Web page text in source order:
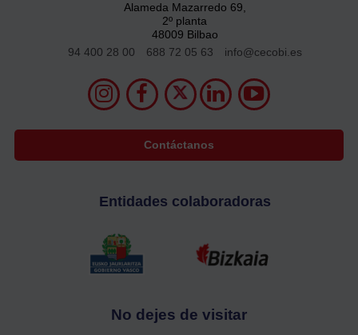
Alameda Mazarredo 69,
2º planta
48009 Bilbao
94 400 28 00
688 72 05 63 info@cecobi.es
Contáctanos
Entidades colaboradoras
No dejes de visitar